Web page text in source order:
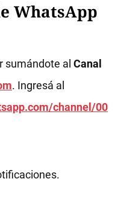
WhatsApp
sumándote al Canal
. Ingresá al
channel/00